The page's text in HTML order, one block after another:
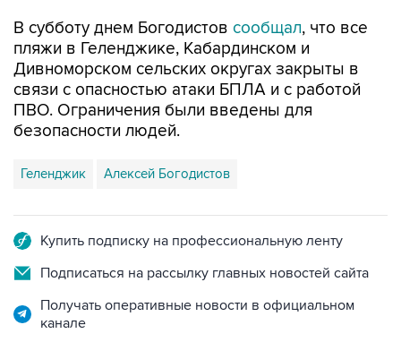
В субботу днем Богодистов сообщал, что все
пляжи в Геленджике, Кабардинском и
Дивноморском сельских округах закрыты в
связи с опасностью атаки БПЛА и с работой
ПВО. Ограничения были введены для
безопасности людей.
Геленджик Алексей Богодистов
Купить подписку на профессиональную ленту
Подписаться на рассылку главных новостей сайта
Получать оперативные новости в официальном
канале